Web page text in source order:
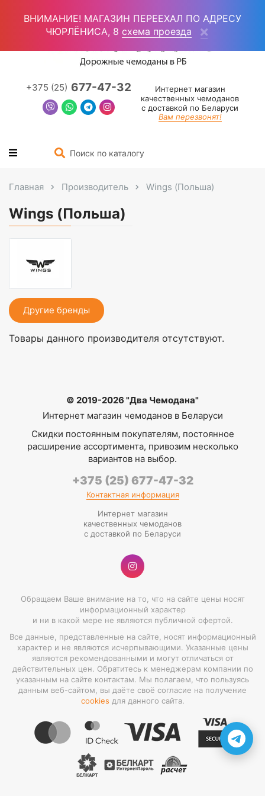
+375 (25) 677-47-32
Интернет магазин
качественных чемоданов
с доставкой по Беларуси
Вам перезвонят!
Главная Производитель Wings (Польша)
Wings (Польша)
Другие бренды
Товары данного производителя отсутствуют.
© 2019-2026 "Два Чемодана"
Интернет магазин чемоданов в Беларуси
Скидки постоянным покупателям, постоянное
расширение ассортимента, привозим несколько
вариантов на выбор.
+375 (25) 677-47-32
Контактная информация
Интернет магазин
качественных чемоданов
с доставкой по Беларуси
Обращаем Ваше внимание на то, что на сайте цены носят
информационный характер
и ни в какой мере не являются публичной офертой.
Все данные, представленные на сайте, носят информационный
характер и не являются исчерпывающими. Указанные цены
являются рекомендованными и могут отличаться от
действительных цен. Обратитесь к менеджерам компании по
указанным на сайте контактам. Мы полагаем, что пользуясь
данным веб-сайтом, вы даёте своё согласие на получение
cookies для данного сайта.
ВНИМАНИЕ! МАГАЗИН ПЕРЕЕХАЛ ПО АДРЕСУ
ЧЮРЛЁНИСА, 8 схема проезда